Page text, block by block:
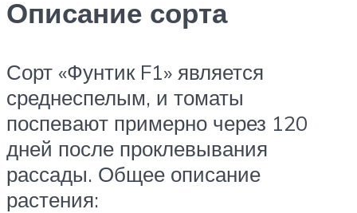
Описание сорта
Сорт «Фунтик F1» является
среднеспелым, и томаты
поспевают примерно через 120
дней после проклевывания
рассады. Общее описание
растения: